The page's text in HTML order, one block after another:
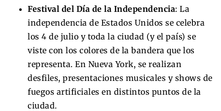
Festival del Día de la Independencia: La
independencia de Estados Unidos se celebra
los 4 de julio y toda la ciudad (y el país) se
viste con los colores de la bandera que los
representa. En Nueva York, se realizan
desfiles, presentaciones musicales y shows de
fuegos artificiales en distintos puntos de la
ciudad.